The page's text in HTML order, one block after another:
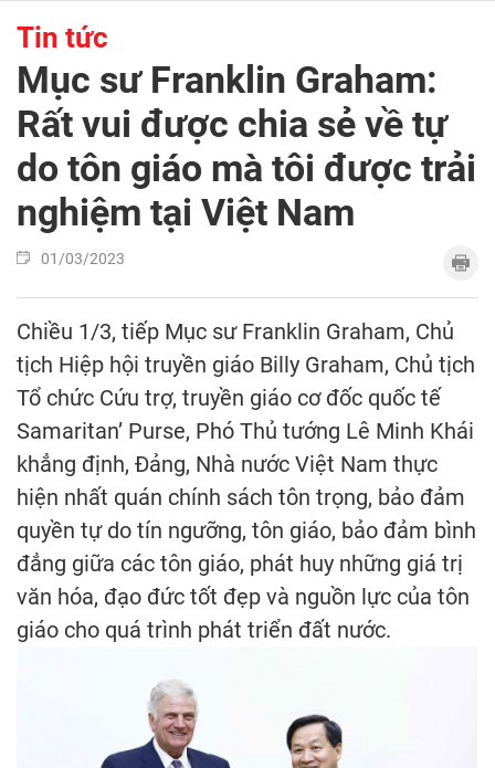
Tin tức
Mục sư Franklin Graham:
Rất vui được chia sẻ về tự
do tôn giáo mà tôi được trải
nghiệm tại Việt Nam
01/03/2023
Chiều 1/3, tiếp Mục sư Franklin Graham, Chủ
tịch Hiệp hội truyền giáo Billy Graham, Chủ tịch
Tổ chức Cứu trợ, truyền giáo cơ đốc quốc tế
Samaritan’ Purse, Phó Thủ tướng Lê Minh Khái
khẳng định, Đảng, Nhà nước Việt Nam thực
hiện nhất quán chính sách tôn trọng, bảo đảm
quyền tự do tín ngưỡng, tôn giáo, bảo đảm bình
đẳng giữa các tôn giáo, phát huy những giá trị
văn hóa, đạo đức tốt đẹp và nguồn lực của tôn
giáo cho quá trình phát triển đất nước.